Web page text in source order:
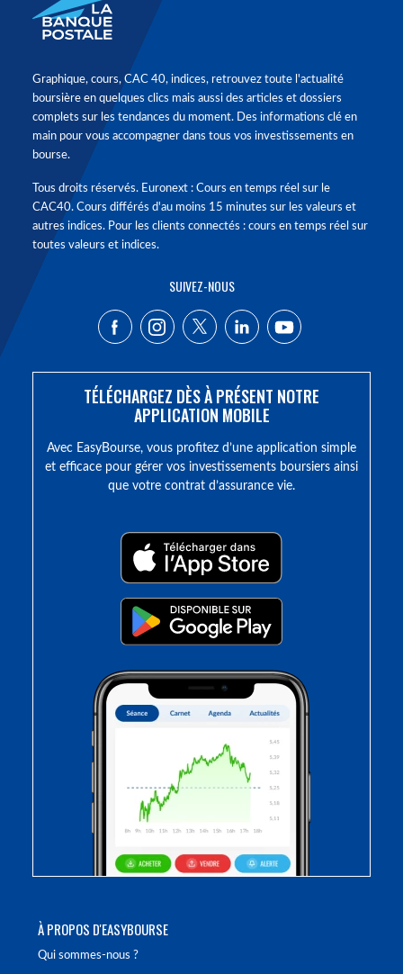
À PROPOS D'EASYBOURSE
Qui sommes-nous ?
Graphique, cours, CAC 40, indices, retrouvez toute l'actualité
boursière en quelques clics mais aussi des articles et dossiers
complets sur les tendances du moment. Des informations clé en
main pour vous accompagner dans tous vos investissements en
bourse.
Tous droits réservés. Euronext : Cours en temps réel sur le
CAC40. Cours différés d'au moins 15 minutes sur les valeurs et
autres indices. Pour les clients connectés : cours en temps réel sur
toutes valeurs et indices.
SUIVEZ-NOUS
TÉLÉCHARGEZ DÈS À PRÉSENT NOTRE
APPLICATION MOBILE
Avec EasyBourse, vous profitez d’une application simple
et efficace pour gérer vos investissements boursiers ainsi
que votre contrat d’assurance vie.